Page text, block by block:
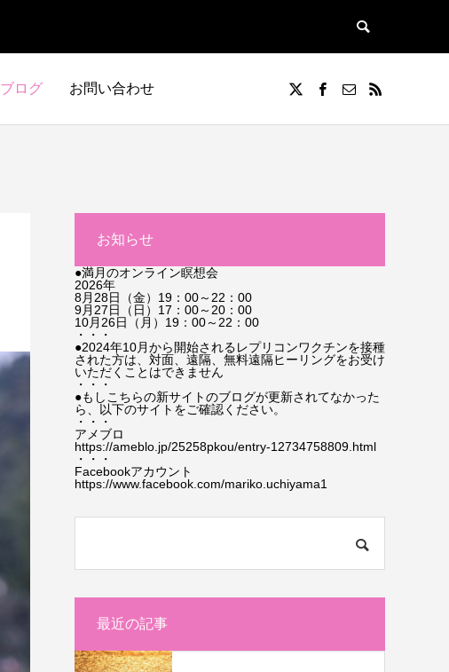
ブログ お問い合わせ
お知らせ
●満月のオンライン瞑想会
2026年
8月28日（金）19：00～22：00
9月27日（日）17：00～20：00
10月26日（月）19：00～22：00
・・・
●2024年10月から開始されるレプリコンワクチンを接種
された方は、対面、遠隔、無料遠隔ヒーリングをお受け
いただくことはできません
・・・
●もしこちらの新サイトのブログが更新されてなかった
ら、以下のサイトをご確認ください。
・・・
アメブロ
https://ameblo.jp/25258pkou/entry-12734758809.html
・・・
Facebookアカウント
https://www.facebook.com/mariko.uchiyama1
最近の記事